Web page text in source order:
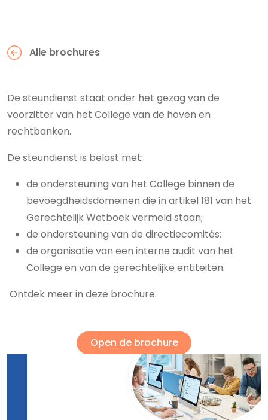
Alle brochures
De steundienst staat onder het gezag van de
voorzitter van het College van de hoven en
rechtbanken.
De steundienst is belast met:
de ondersteuning van het College binnen de
bevoegdheidsdomeinen die in artikel 181 van het
Gerechtelijk Wetboek vermeld staan;
de ondersteuning van de directiecomités;
de organisatie van een interne audit van het
College en van de gerechtelijke entiteiten.
Ontdek meer in deze brochure.
Open de brochure